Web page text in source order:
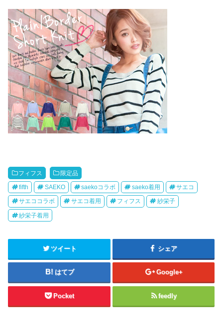
フィフス 限定品
fifth SAEKO saekoコラボ saeko着用 サエコ
サエココラボ サエコ着用 フィフス 紗栄子
紗栄子着用
ツイート シェア
はてブ Google+
Pocket feedly